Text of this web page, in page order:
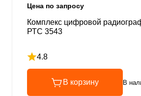
Цена по запросу
Комплекс цифровой
РТС 3543
4.8
Рейтинг 4.8 из 5
В корзину В